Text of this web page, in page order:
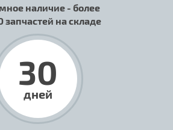
наличие - более
запчастей на складе
30
дней